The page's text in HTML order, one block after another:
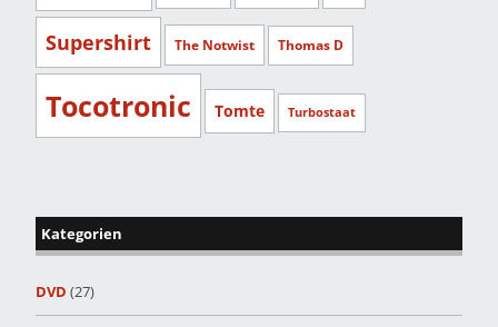
Supershirt The Notwist Thomas D
Tocotronic Tomte Turbostaat
Kategorien
DVD (27)